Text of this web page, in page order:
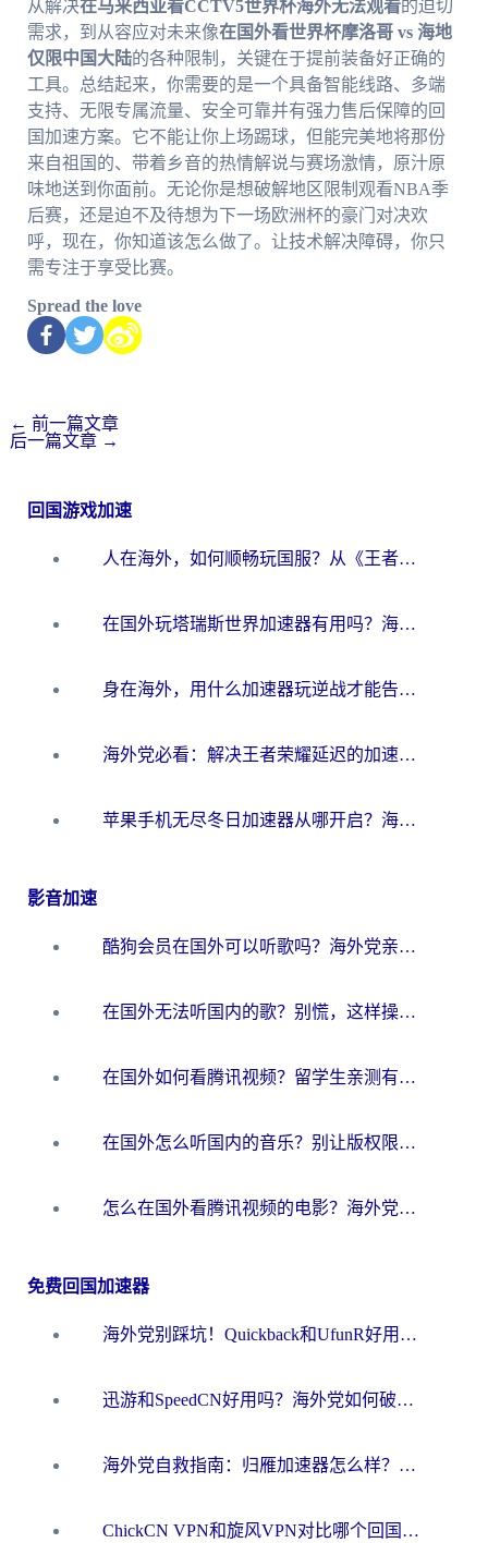
从解决在马来西亚看CCTV5世界杯海外无法观看的迫切
需求，到从容应对未来像在国外看世界杯摩洛哥 vs 海地
仅限中国大陆的各种限制，关键在于提前装备好正确的
工具。总结起来，你需要的是一个具备智能线路、多端
支持、无限专属流量、安全可靠并有强力售后保障的回
国加速方案。它不能让你上场踢球，但能完美地将那份
来自祖国的、带着乡音的热情解说与赛场激情，原汁原
味地送到你面前。无论你是想破解地区限制观看NBA季
后赛，还是迫不及待想为下一场欧洲杯的豪门对决欢
呼，现在，你知道该怎么做了。让技术解决障碍，你只
需专注于享受比赛。
Spread the love
← 前一篇文章
后一篇文章 →
回国游戏加速
人在海外，如何顺畅玩国服？从《王者荣耀》到《云图计划》的加速器终极指南
在国外玩塔瑞斯世界加速器有用吗？海外玩家亲测后的真实答案
身在海外，用什么加速器玩逆战才能告别延迟？
海外党必看：解决王者荣耀延迟的加速器终极指南——从EVE到猫和老鼠，一个工具全搞定
苹果手机无尽冬日加速器从哪开启？海外玩家的冬日生存指南
影音加速
酷狗会员在国外可以听歌吗？海外党亲测有效：3步解决音乐权限难题
在国外无法听国内的歌？别慌，这样操作就能畅听QQ音乐（附亲测加速器推荐）
在国外如何看腾讯视频？留学生亲测有效的回国加速方案
在国外怎么听国内的音乐？别让版权限制断了你的华语歌单
怎么在国外看腾讯视频的电影？海外党亲测有效的回国加速指南
免费回国加速器
海外党别踩坑！Quickback和UfunR好用吗？选对回国加速器才能无缝刷国内资源
迅游和SpeedCN好用吗？海外党如何破解那道看不见的墙
海外党自救指南：归雁加速器怎么样？教你避开坑实现国内资源无缝访问
ChickCN VPN和旋风VPN对比哪个回国效果更好？海外用户的选择困境与出路